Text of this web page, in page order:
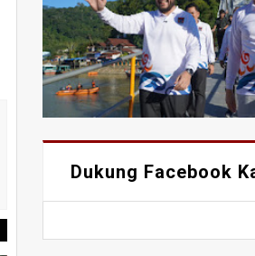
Dukung Facebook